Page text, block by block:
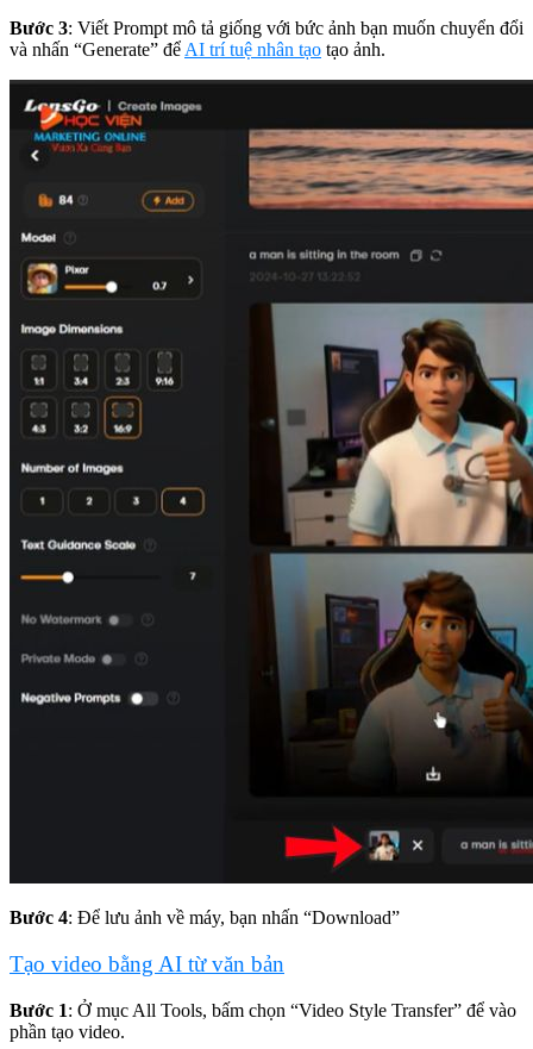
Bước 3: Viết Prompt mô tả giống với bức ảnh bạn muốn chuyển đổi
và nhấn “Generate” để AI trí tuệ nhân tạo tạo ảnh.
Bước 4: Để lưu ảnh về máy, bạn nhấn “Download”
Tạo video bằng AI từ văn bản
Bước 1: Ở mục All Tools, bấm chọn “Video Style Transfer” để vào
phần tạo video.